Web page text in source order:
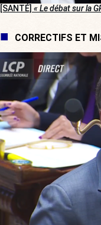
[SANTÉ] « Le débat sur la
CORRECTIFS ET